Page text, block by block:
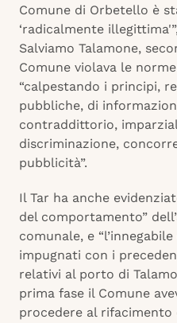
Comune di Orbetello è
‘radicalmente
Salviamo Talamone,
Comune violava le
“calpestando i principi,
pubbliche, di
contraddittorio,
discriminazione,
pubblicità”.
Il Tar ha anche
del comportamento”
comunale, e
impugnati con i
relativi al porto di
prima fase il Comune
procedere al